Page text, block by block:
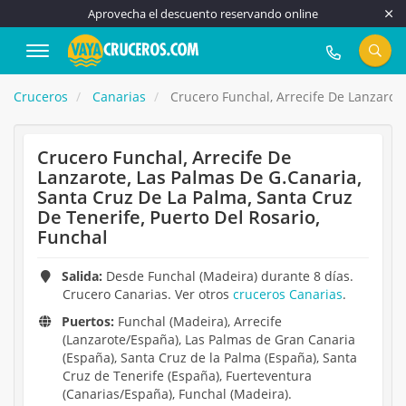
Aprovecha el descuento reservando online
917 815 555
Cruceros Canarias Crucero Funchal, Arrecife De
Crucero Funchal, Arrecife De
Lanzarote, Las Palmas De G.Canaria,
Santa Cruz De La Palma, Santa Cruz
De Tenerife, Puerto Del Rosario,
Funchal
Salida: Desde Funchal (Madeira) durante 8 días.
Crucero Canarias. Ver otros cruceros Canarias.
Puertos: Funchal (Madeira), Arrecife
(Lanzarote/España), Las Palmas de Gran Canaria
(España), Santa Cruz de la Palma (España), Santa
Cruz de Tenerife (España), Fuerteventura
(Canarias/España), Funchal (Madeira).